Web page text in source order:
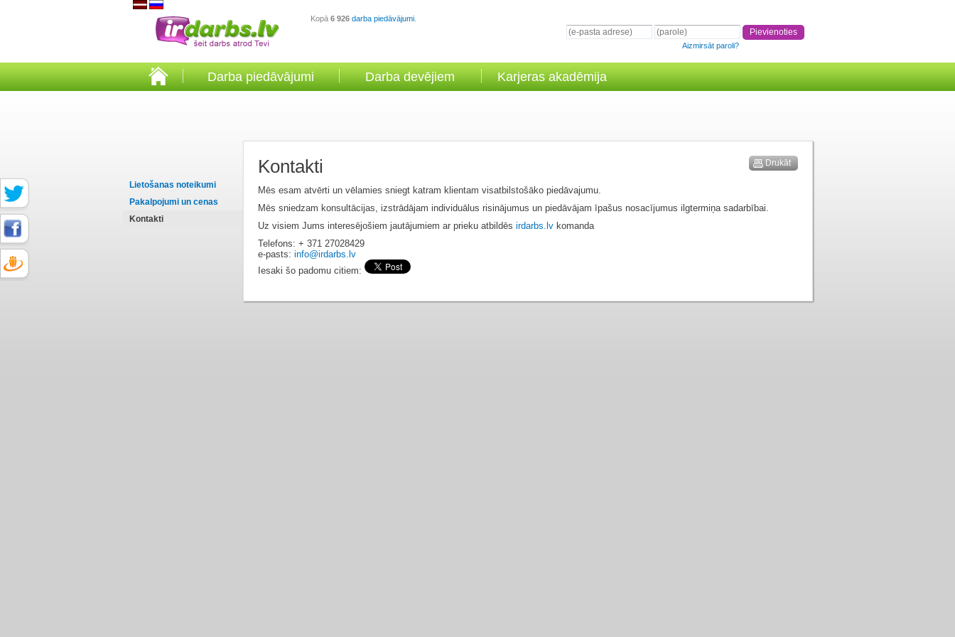
Kopā 6 926 darba piedāvājumi
Aizmirsāt paroli?
Darba piedāvājumi Darba devējiem Karjeras akadēmija
Lietošanas noteikumi
Pakalpojumi un cenas
Kontakti
Drukāt
Kontakti
Mēs esam atvērti un vēlamies sniegt katram klientam visatbilstošāko piedāvajumu.
Mēs sniedzam konsultācijas, izstrādājam individuālus risinājumus un piedāvājam īpašus nosacījumus ilgtermiņa sadarbībai.
Uz visiem Jums interesējošiem jautājumiem ar prieku atbildēs irdarbs.lv komanda
Telefons: + 371 27028429
e-pasts: info@irdarbs.lv
Iesaki šo padomu citiem: